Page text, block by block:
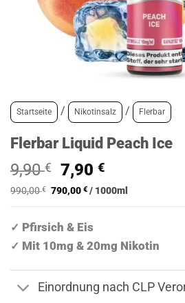
Startseite / Nikotinsalz / Flerbar
Flerbar Liquid Peach Ice
9,90€
Ursprünglicher
Preis
9,90 €
7,90€Aktueller
Preis
990,00€ 790,00€ / 1000ml
✓ Pfirsich & Eis
✓ Mit 10mg & 20mg Nikotin
Einordnung nach CLP